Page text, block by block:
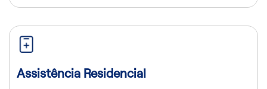
Assistência Residencial